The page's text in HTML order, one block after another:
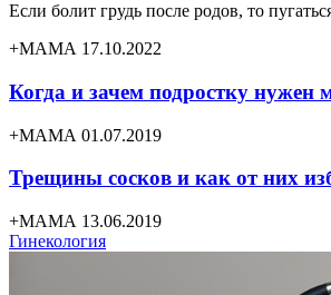
Если болит грудь после родов, то
+МАМА 17.10.2022
Когда и зачем подростку нужен
+МАМА 01.07.2019
Трещины сосков и как от них
+МАМА 13.06.2019
Гинекология